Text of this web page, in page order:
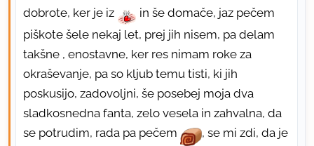
dobrote, ker je iz
in še domače, jaz pečem
piškote šele nekaj let, prej jih nisem, pa delam
takšne , enostavne, ker res nimam roke za
okraševanje, pa so kljub temu tisti, ki jih
poskusijo, zadovoljni, še posebej moja dva
sladkosnedna fanta, zelo vesela in zahvalna, da
se potrudim, rada pa pečem
, se mi zdi, da je